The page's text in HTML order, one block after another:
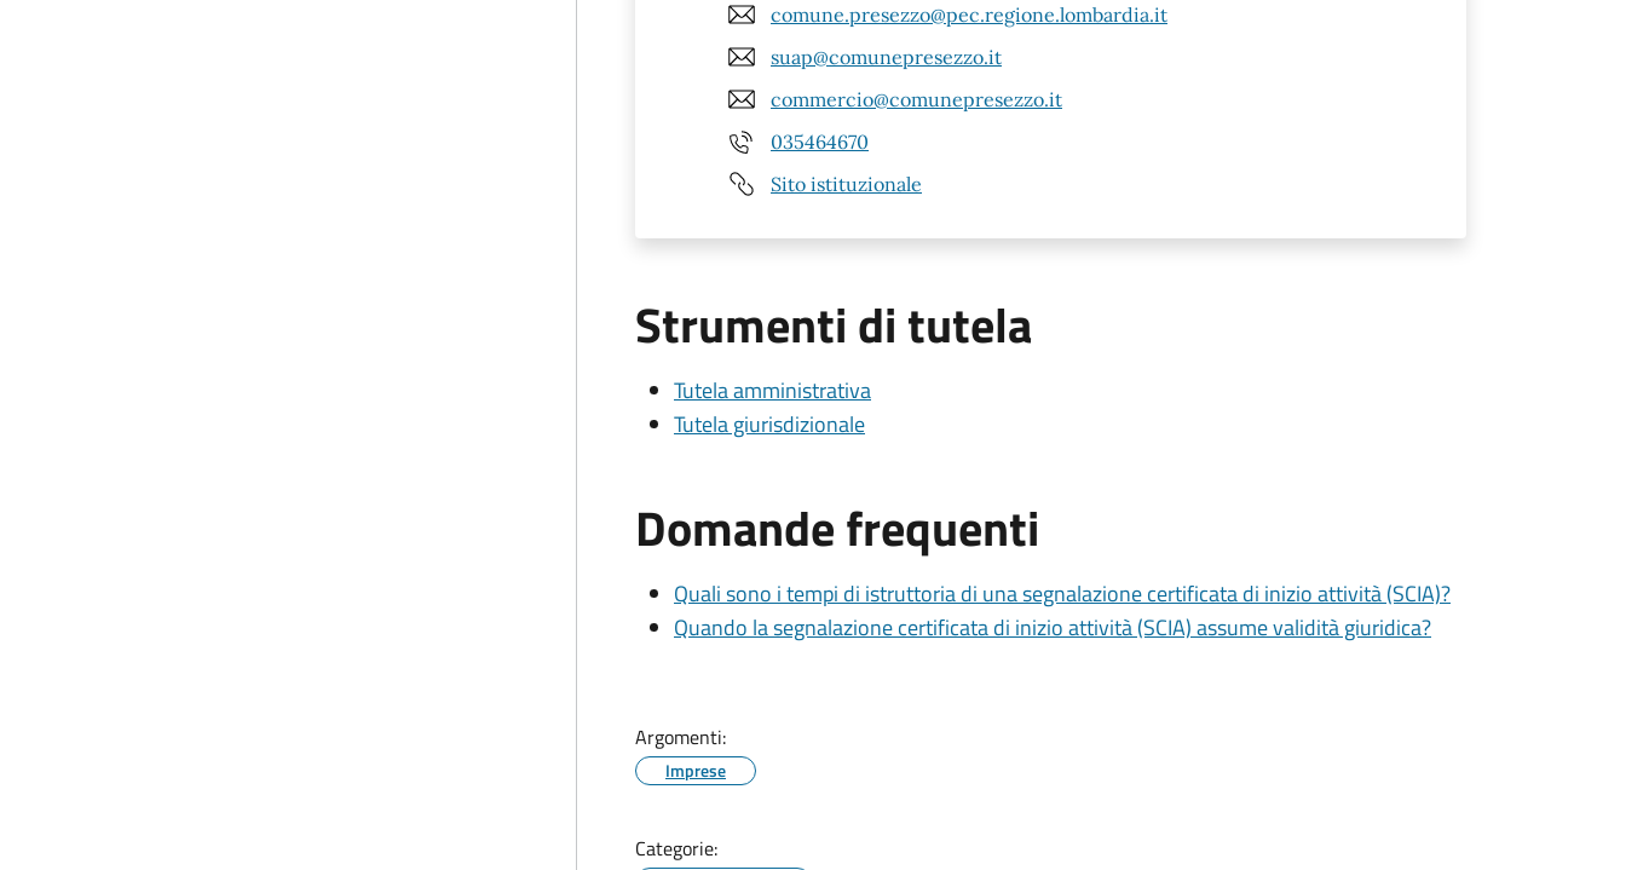
comune.presezzo@pec.regione.lombardia.it
suap@comunepresezzo.it
commercio@comunepresezzo.it
035464670
Sito istituzionale
Strumenti di tutela
Tutela amministrativa
Tutela giurisdizionale
Domande frequenti
Quali sono i tempi di istruttoria di una segnalazione certificata di inizio attività (SCIA)?
Quando la segnalazione certificata di inizio attività (SCIA) assume validità giuridica?
Argomenti:
Imprese
Categorie: